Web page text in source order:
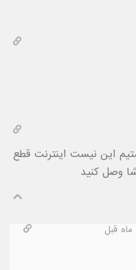
این نیست اینترنت قطع
وصل کنید